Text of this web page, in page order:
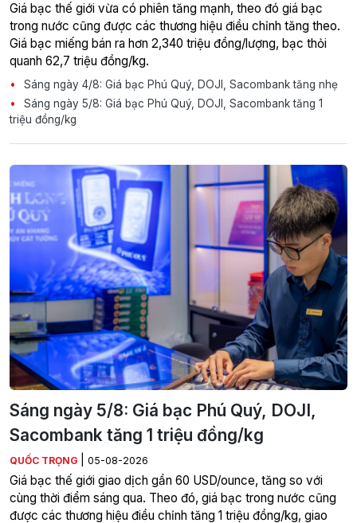
Giá bạc thế giới vừa có phiên tăng mạnh, theo đó giá bạc
trong nước cũng được các thương hiệu điều chỉnh tăng theo.
Giá bạc miếng bán ra hơn 2,340 triệu đồng/lượng, bạc thỏi
quanh 62,7 triệu đồng/kg.
Sáng ngày 4/8: Giá bạc Phú Quý, DOJI, Sacombank tăng nhẹ
Sáng ngày 5/8: Giá bạc Phú Quý, DOJI, Sacombank tăng 1
triệu đồng/kg
Sáng ngày 5/8: Giá bạc Phú Quý, DOJI,
Sacombank tăng 1 triệu đồng/kg
QUỐC TRỌNG 05-08-2026
Giá bạc thế giới giao dịch gần 60 USD/ounce, tăng so với
cùng thời điểm sáng qua. Theo đó, giá bạc trong nước cũng
được các thương hiệu điều chỉnh tăng 1 triệu đồng/kg, giao